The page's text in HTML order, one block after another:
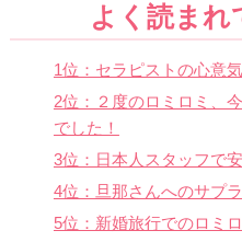
よく読まれ
1位：セラピストの心意
2位：２度のロミロミ、
でした！
3位：日本人スタッフで
4位：旦那さんへのサプ
5位：新婚旅行でのロミ